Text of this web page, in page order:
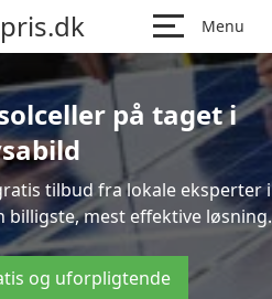
Menu
på taget i
tilbud fra lokale eksperter i
billigste, mest effektive løsning.
og uforpligtende